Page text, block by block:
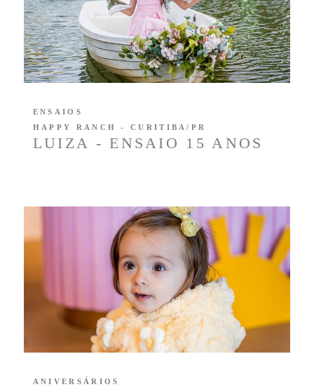
LUIZA - ENSAIO 15 ANOS
ENSAIOS
HAPPY RANCH - CURITIBA/PR
ANIVERSÁRIOS